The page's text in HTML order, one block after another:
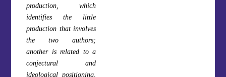
production, which
identifies the little
production that involves
the two authors;
another is related to a
conjectural and
ideological positioning,